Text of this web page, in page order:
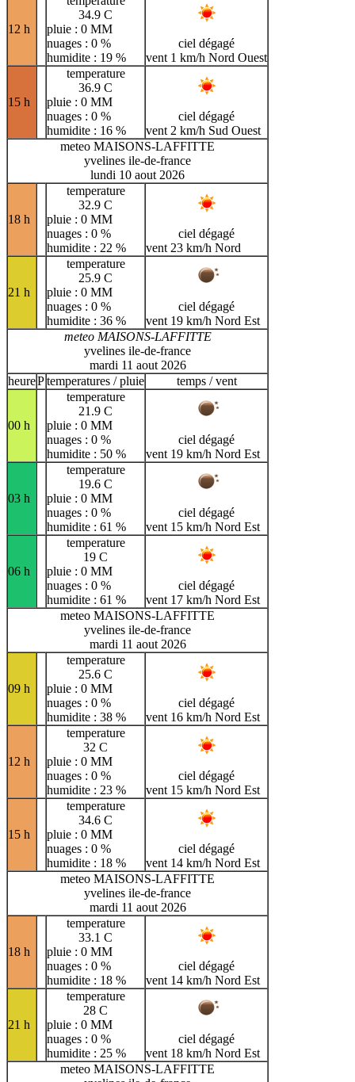
12 h
34.9 C
pluie : 0 MM
nuages : 0 %
humidite : 19 %
ciel dégagé
vent 1 km/h Nord Ouest
15 h
temperature
36.9 C
pluie : 0 MM
nuages : 0 %
humidite : 16 %
ciel dégagé
vent 2 km/h Sud Ouest
meteo MAISONS-LAFFITTE
yvelines ile-de-france
lundi 10 aout 2026
18 h
temperature
32.9 C
pluie : 0 MM
nuages : 0 %
humidite : 22 %
ciel dégagé
vent 23 km/h Nord
21 h
temperature
25.9 C
pluie : 0 MM
nuages : 0 %
humidite : 36 %
ciel dégagé
vent 19 km/h Nord Est
meteo MAISONS-LAFFITTE
yvelines ile-de-france
mardi 11 aout 2026
heurePtemperatures / pluie temps / vent
00 h
temperature
21.9 C
pluie : 0 MM
nuages : 0 %
humidite : 50 %
ciel dégagé
vent 19 km/h Nord Est
03 h
temperature
19.6 C
pluie : 0 MM
nuages : 0 %
humidite : 61 %
ciel dégagé
vent 15 km/h Nord Est
06 h
temperature
19 C
pluie : 0 MM
nuages : 0 %
humidite : 61 %
ciel dégagé
vent 17 km/h Nord Est
meteo MAISONS-LAFFITTE
yvelines ile-de-france
mardi 11 aout 2026
09 h
temperature
25.6 C
pluie : 0 MM
nuages : 0 %
humidite : 38 %
ciel dégagé
vent 16 km/h Nord Est
12 h
temperature
32 C
pluie : 0 MM
nuages : 0 %
humidite : 23 %
ciel dégagé
vent 15 km/h Nord Est
15 h
temperature
34.6 C
pluie : 0 MM
nuages : 0 %
humidite : 18 %
ciel dégagé
vent 14 km/h Nord Est
meteo MAISONS-LAFFITTE
yvelines ile-de-france
mardi 11 aout 2026
18 h
temperature
33.1 C
pluie : 0 MM
nuages : 0 %
humidite : 18 %
ciel dégagé
vent 14 km/h Nord Est
21 h
temperature
28 C
pluie : 0 MM
nuages : 0 %
humidite : 25 %
ciel dégagé
vent 18 km/h Nord Est
meteo MAISONS-LAFFITTE